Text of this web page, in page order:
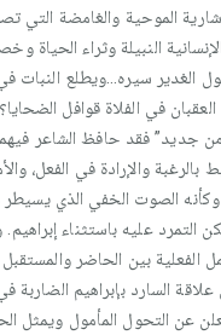
الموحية والغامضة التي
النبيلة وثراء الحياة
الغدير سيره…ويطلع النبات
في الفلاة قوافل
جديد” فقد حافظ الشاعر
بالرغبة والإرادة في الفعل،
الصوت الخفي الذي
التمرد عليه باستثناء
الفعلية بين الحاضر
السارد بإبراهيم الضاربة
عن التحول المأمول ويمثل